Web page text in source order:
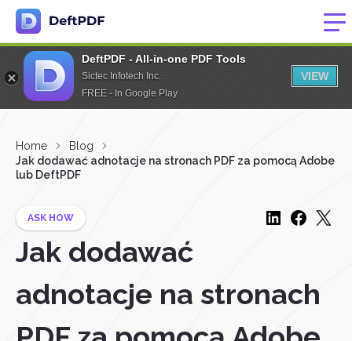
DeftPDF - All-in-one PDF Tools
Sictec Infotech Inc.
FREE - In Google Play
VIEW
Home
Blog
Jak dodawać adnotacje na stronach PDF za pomocą Adobe
lub DeftPDF
ASK HOW
Jak dodawać
adnotacje na stronach